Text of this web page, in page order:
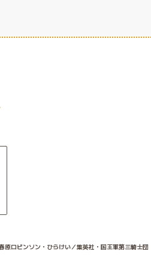
原ロビンソン・ひらけい／集英社・国王軍第三騎士団